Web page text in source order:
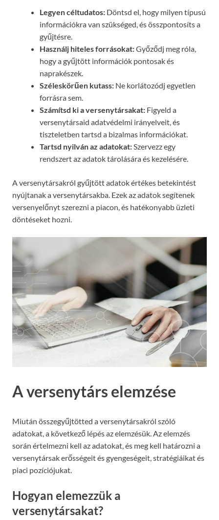
Legyen céltudatos: Döntsd el, hogy milyen típusú
információkra van szükséged, és összpontosíts a
gyűjtésre.
Használj hiteles forrásokat:Győződj meg róla,
hogy a gyűjtött információk pontosak és
naprakészek.
Széleskörűen kutass: Ne korlátozódj egyetlen
forrásra sem.
Számítsd ki a versenytársakat: Figyeld a
versenytársaid adatvédelmi irányelveit, és
tiszteletben tartsd a bizalmas információkat.
Tartsd nyilván az adatokat:Szervezz egy
rendszert az adatok tárolására és kezelésére.
A versenytársakról gyűjtött adatok értékes betekintést
nyújtanak a versenytársakba. Ezek az adatok segítenek
versenyelőnyt szerezni a piacon, és hatékonyabb üzleti
döntéseket hozni.
A versenytárs elemzése
Miután összegyűjtötted a versenytársakról szóló
adatokat, a következő lépés az elemzésük. Az elemzés
során értelmezni kell az adatokat, és meg kell határozni a
versenytársak erősségeit és gyengeségeit, stratégiáikat és
piaci pozíciójukat.
Hogyan elemezzük a
versenytársakat?